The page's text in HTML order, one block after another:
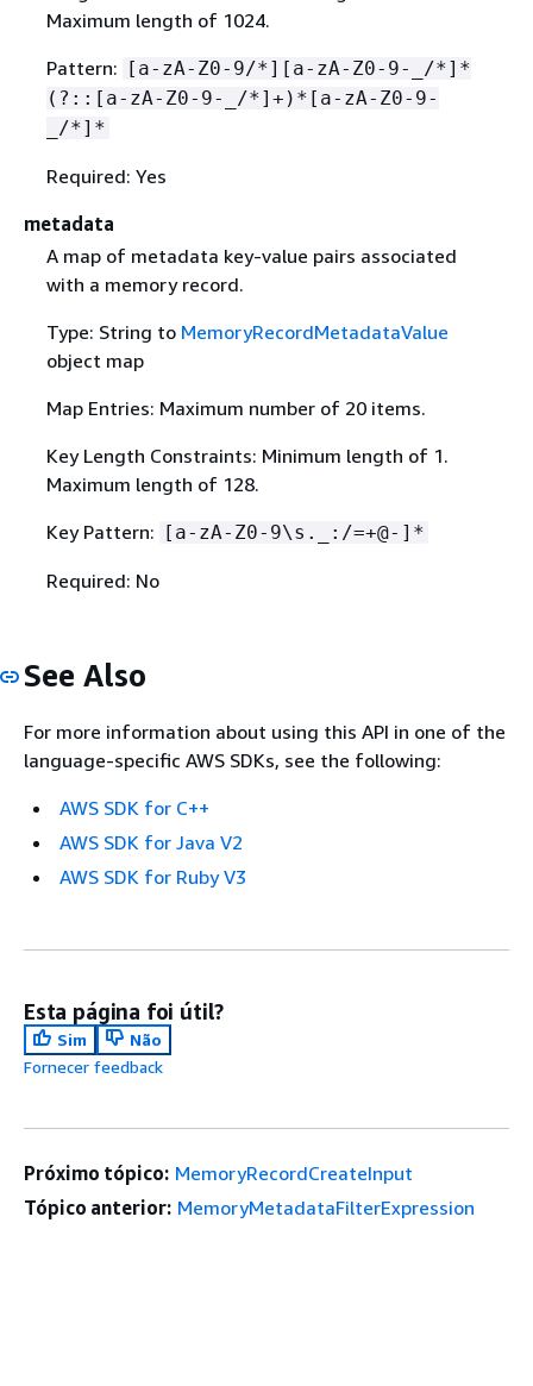
Maximum length of 1024.
Pattern: [a-zA-Z0-9/*][a-zA-Z0-9-_/*]*
(?::[a-zA-Z0-9-_/*]+)*[a-zA-Z0-9-
_/*]*
Required: Yes
metadata
A map of metadata key-value pairs associated
with a memory record.
Type: String to MemoryRecordMetadataValue
object map
Map Entries: Maximum number of 20 items.
Key Length Constraints: Minimum length of 1.
Maximum length of 128.
Key Pattern:
[a-zA-Z0-9\s._:/=+@-]*
Required: No
See Also
For more information about using this API in one of the
language-specific AWS SDKs, see the following:
AWS SDK for C++
AWS SDK for Java V2
AWS SDK for Ruby V3
Esta página foi útil?
Sim
Não
Fornecer feedback
Próximo tópico: MemoryRecordCreateInput
Tópico anterior: MemoryMetadataFilterExpression